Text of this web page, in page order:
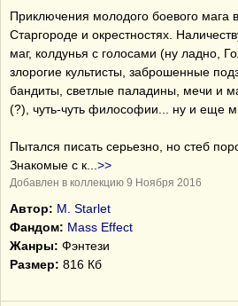
Приключения молодого боевого мага
Старгороде и окрестностях.
маг, колдунья с голосами (ну ладно,
злорогие культисты, заброшенные
бандиты, светлые паладины, мечи и
(?), чуть-чуть философии... ну и еще
Пытался писать серьезно, но стеб
Знакомые с к
>>
Добавлен в коллекцию 9 Ноября 2016
Автор: M. Starlet
Фандом: Mass Effect
Жанры: Фэнтези
Размер: 816 Кб